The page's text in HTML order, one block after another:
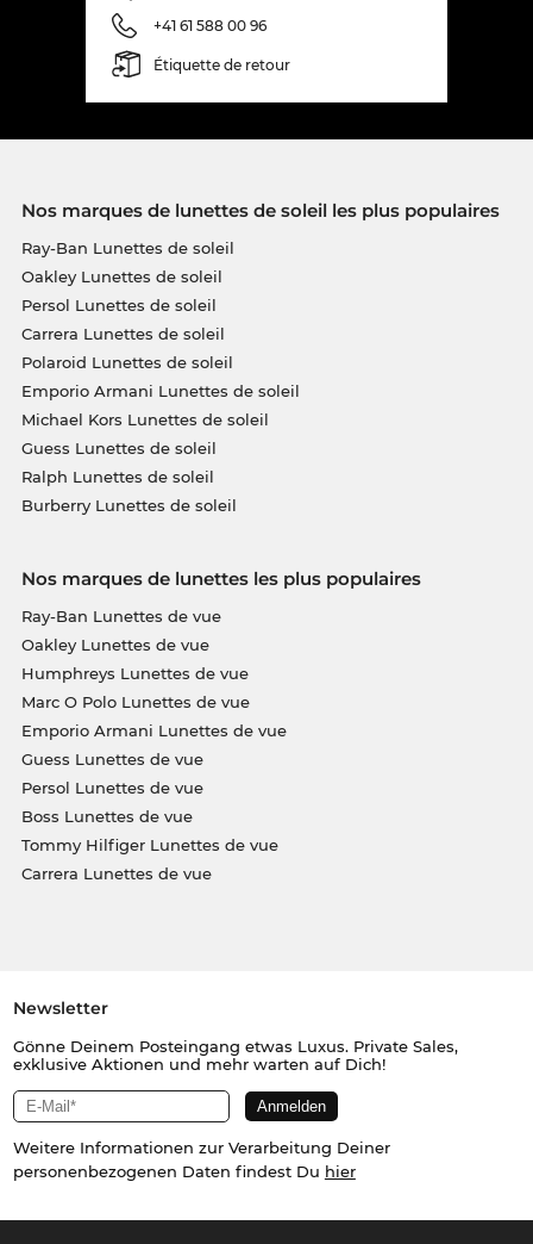
+41 61 588 00 96
Étiquette de retour
Nos marques de lunettes de soleil les plus populaires
Ray-Ban Lunettes de soleil
Oakley Lunettes de soleil
Persol Lunettes de soleil
Carrera Lunettes de soleil
Polaroid Lunettes de soleil
Emporio Armani Lunettes de soleil
Michael Kors Lunettes de soleil
Guess Lunettes de soleil
Ralph Lunettes de soleil
Burberry Lunettes de soleil
Nos marques de lunettes les plus populaires
Ray-Ban Lunettes de vue
Oakley Lunettes de vue
Humphreys Lunettes de vue
Marc O Polo Lunettes de vue
Emporio Armani Lunettes de vue
Guess Lunettes de vue
Persol Lunettes de vue
Boss Lunettes de vue
Tommy Hilfiger Lunettes de vue
Carrera Lunettes de vue
Newsletter
Gönne Deinem Posteingang etwas Luxus. Private Sales,
exklusive Aktionen und mehr warten auf Dich!
Weitere Informationen zur Verarbeitung Deiner
personenbezogenen Daten findest Du hier